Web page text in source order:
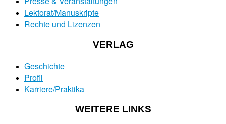
Lektorat/Manuskripte
Rechte und Lizenzen
VERLAG
Geschichte
Profil
Karriere/Praktika
WEITERE LINKS